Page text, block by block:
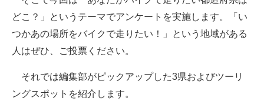
好きが集まる 比べて選べる
ビジネスと働き方のヒント
AI活用のいまが分かる
企業ITのトレンドを詳説
どこ？」というテーマでアンケートを実施します。「い
つかあの場所をバイクで走りたい！」という地域がある
人はぜひ、ご投票ください。
それでは編集部がピックアップした3県およびツーリ
ングスポットを紹介します。